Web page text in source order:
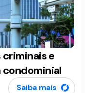
e
condominial
Saiba mais